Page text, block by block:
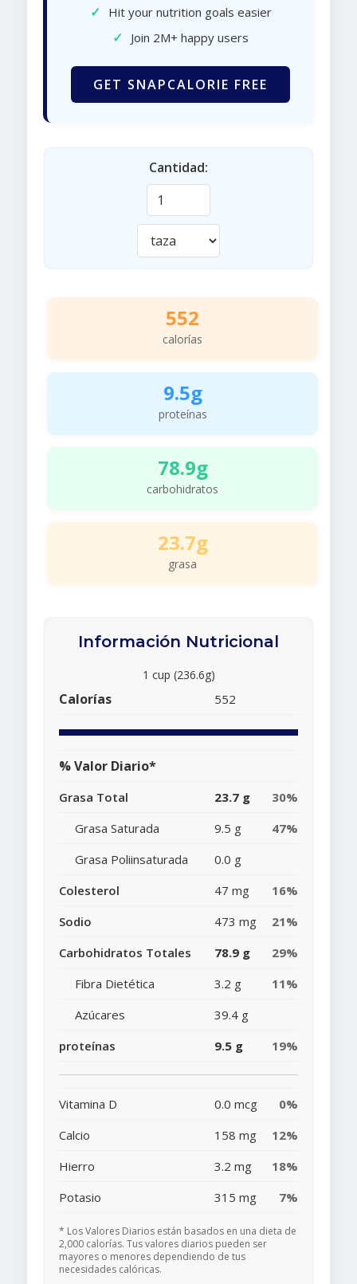
✓ Hit your nutrition goals easier
✓ Join 2M+ happy users
GET SNAPCALORIE FREE
Cantidad:
552
calorías
9.5g
proteínas
78.9g
carbohidratos
23.7g
grasa
Información Nutricional
1 cup (236.6g)
Calorías 552
% Valor Diario*
Grasa Total 23.7 g
30%
Grasa Saturada
9.5 g
47%
Grasa Poliinsaturada
0.0 g
Colesterol
47 mg
16%
Sodio
473 mg
21%
Carbohidratos Totales
78.9 g
29%
Fibra Dietética
3.2 g
11%
Azúcares
39.4 g
proteínas
9.5 g 19%
Vitamina D 0.0 mcg
0%
Calcio
158 mg
12%
Hierro
3.2 mg
18%
Potasio
315 mg 7%
* Los Valores Diarios están basados en una dieta de
2,000 calorías. Tus valores diarios pueden ser
mayores o menores dependiendo de tus
necesidades calóricas.